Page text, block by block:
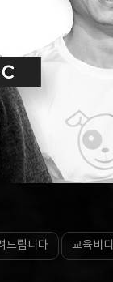
드립니다 교육비